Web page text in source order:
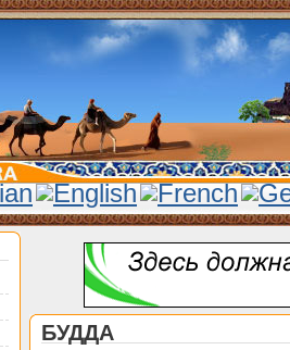
БУДДА